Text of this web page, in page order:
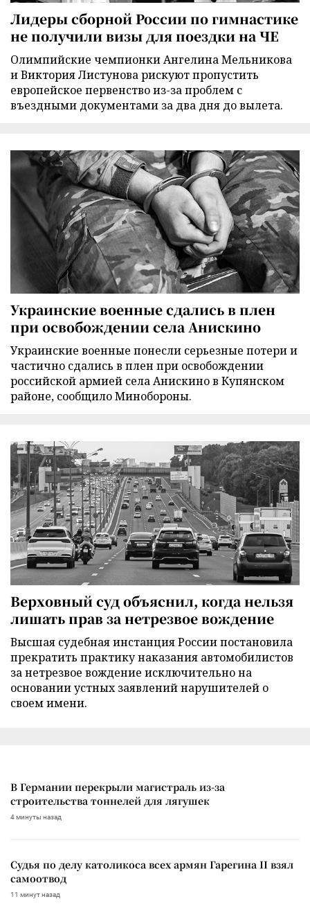
Лидеры сборной России по гимнастике
не получили визы для поездки на ЧЕ
Олимпийские чемпионки Ангелина Мельникова
и Виктория Листунова рискуют пропустить
европейское первенство из-за проблем с
въездными документами за два дня до вылета.
Украинские военные сдались в плен
при освобождении села Анискино
Украинские военные понесли серьезные потери и
частично сдались в плен при освобождении
российской армией села Анискино в Купянском
районе, сообщило Минобороны.
Верховный суд объяснил, когда нельзя
лишать прав за нетрезвое вождение
Высшая судебная инстанция России постановила
прекратить практику наказания автомобилистов
за нетрезвое вождение исключительно на
основании устных заявлений нарушителей о
своем имени.
В Германии перекрыли магистраль из-за
строительства тоннелей для лягушек
4 минуты назад
Судья по делу католикоса всех армян Гарегина II взял
самоотвод
11 минут назад